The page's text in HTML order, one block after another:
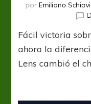
por Emiliano Schiavi
Fácil victoria
ahora la
Lens cambió el